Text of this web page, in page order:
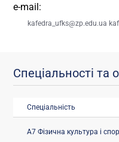
e-mail:
kafedra_ufks@zp.edu.ua
Спеціальності та
Спеціальність
A7 Фізична культура і